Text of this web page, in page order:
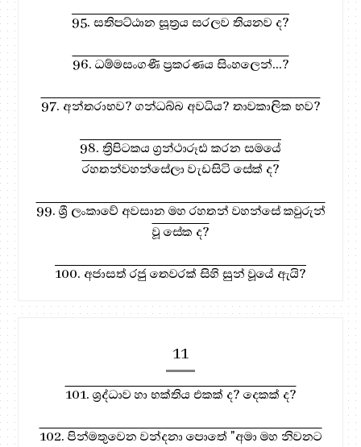
95. සතිපට්ඨාන සූත්‍රය සරලව තියනව ද?
96. ධම්මසංගණී ප්‍රකරණය සිංහලෙන්...?
97. අන්තරාභව? ගන්ධබ්බ අවධිය? තාවකාලික භව?
98. ත්‍රිපිටකය ග්‍රන්ථාරූඪ කරන සමයේ
රහතන්වහන්සේලා වැඩසිටි සේක් ද?
99. ශ්‍රී ලංකාවේ අවසාන මහ රහතන් වහන්සේ කවුරුන්
වූ සේක ද?
100. අජාසත් රජු තෙවරක් සිහි සුන් වූයේ ඇයි?
11
101. ශ්‍රද්ධාව හා භක්තිය එකක් ද? දෙකක් ද?
102. පින්මතුවෙන වන්දනා පොතේ "අමා මහ නිවනට